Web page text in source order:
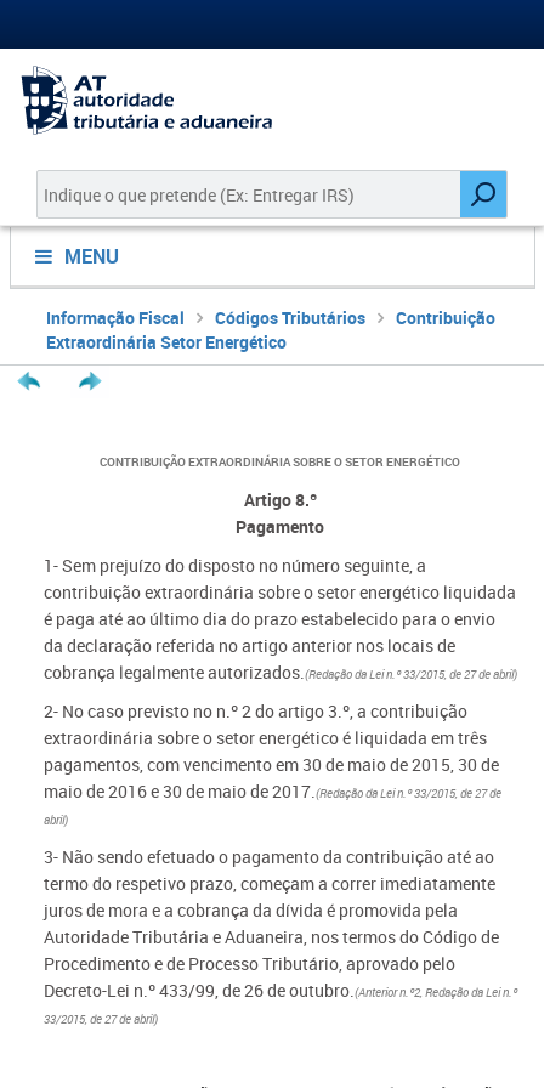
MENU
Informação Fiscal Códigos Tributários
Contribuição
Extraordinária Setor Energético
CONTRIBUIÇÃO EXTRAORDINÁRIA SOBRE O SETOR ENERGÉTICO
Artigo 8.º
Pagamento
1- Sem prejuízo do disposto no número seguinte, a
contribuição extraordinária sobre o setor energético liquidada
é paga até ao último dia do prazo estabelecido para o envio
da declaração referida no artigo anterior nos locais de
cobrança legalmente autorizados.(Redação da Lei n.º 33/2015, de 27 de abril)
2- No caso previsto no n.º 2 do artigo 3.º, a contribuição
extraordinária sobre o setor energético é liquidada em três
pagamentos, com vencimento em 30 de maio de 2015, 30 de
maio de 2016 e 30 de maio de 2017.(Redação da Lei n.º 33/2015, de 27 de
abril)
3- Não sendo efetuado o pagamento da contribuição até ao
termo do respetivo prazo, começam a correr imediatamente
juros de mora e a cobrança da dívida é promovida pela
Autoridade Tributária e Aduaneira, nos termos do Código de
Procedimento e de Processo Tributário, aprovado pelo
Decreto-Lei n.º 433/99, de 26 de outubro.(Anterior n.º2, Redação da Lei n.º
33/2015, de 27 de abril)